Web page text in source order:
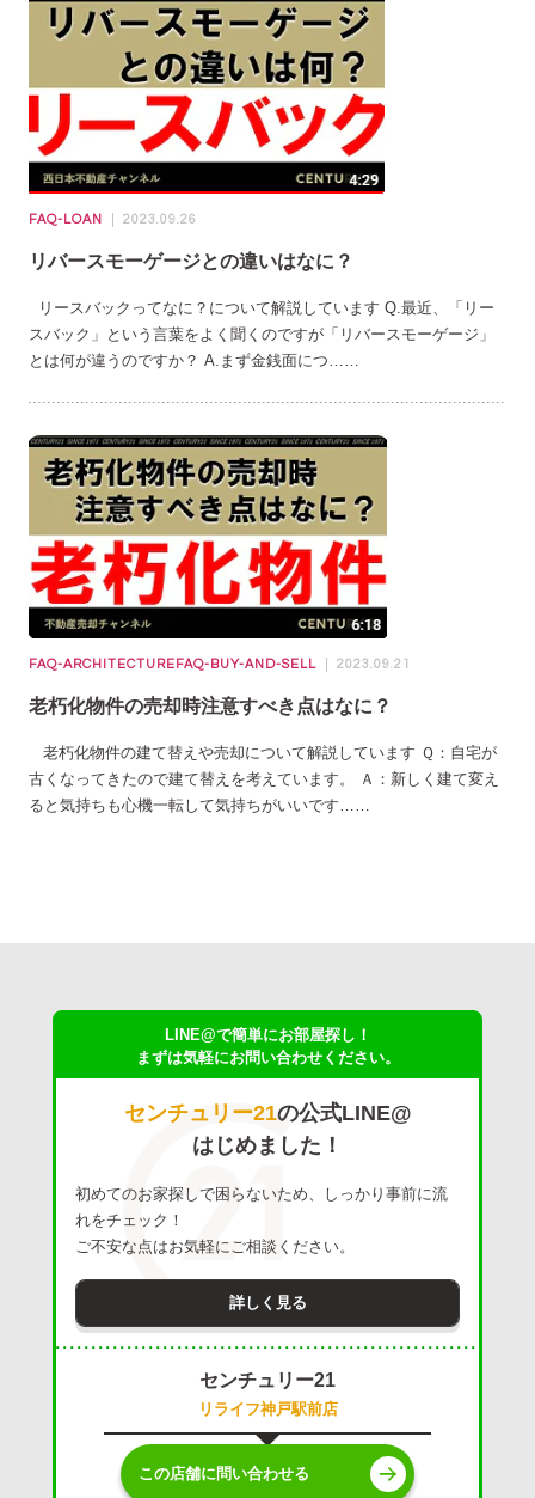
FAQ-LOAN 2023.09.26
リバースモーゲージとの違いはなに？
リースバックってなに？について解説しています Q.最近、「リー
スバック」という言葉をよく聞くのですが「リバースモーゲージ」
とは何が違うのですか？ A.まず金銭面につ……
FAQ-ARCHITECTURE FAQ-BUY-AND-SELL 2023.09.21
老朽化物件の売却時注意すべき点はなに？
老朽化物件の建て替えや売却について解説しています Ｑ：自宅が
古くなってきたので建て替えを考えています。 Ａ：新しく建て変え
ると気持ちも心機一転して気持ちがいいです……
LINE@で簡単にお部屋探し！
まずは気軽にお問い合わせください。
センチュリー21の公式LINE@
はじめました！
初めてのお家探しで困らないため、しっかり事前に流
れをチェック！
ご不安な点はお気軽にご相談ください。
詳しく見る
センチュリー21
リライフ神戸駅前店
この店舗に問い合わせる